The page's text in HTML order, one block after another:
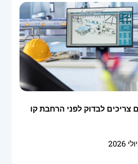
צריכים לבדוק לפני הרחבת קו